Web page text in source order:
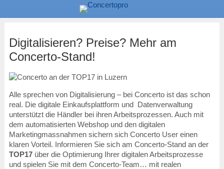
Digitalisieren? Preise? Mehr am
Concerto-Stand!
Alle sprechen von Digitalisierung – bei Concerto ist das schon
real. Die digitale Einkaufsplattform und Datenverwaltung
unterstützt die Händler bei ihren Arbeitsprozessen. Auch mit
dem automatisierten Webshop und den digitalen
Marketingmassnahmen sichern sich Concerto User einen
klaren Vorteil. Informieren Sie sich am Concerto-Stand an der
TOP17über die Optimierung Ihrer digitalen Arbeitsprozesse
und spielen Sie mit dem Concerto-Team… mit realen